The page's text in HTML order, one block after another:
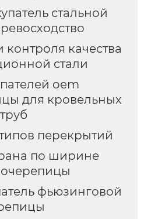
стальной
качества
стали
oem
для кровельных
труб
перекрытий
по ширине
фьюзинговой